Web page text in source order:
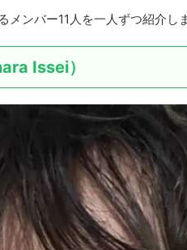
メンバー11人を一人ずつ紹介し
Issei）